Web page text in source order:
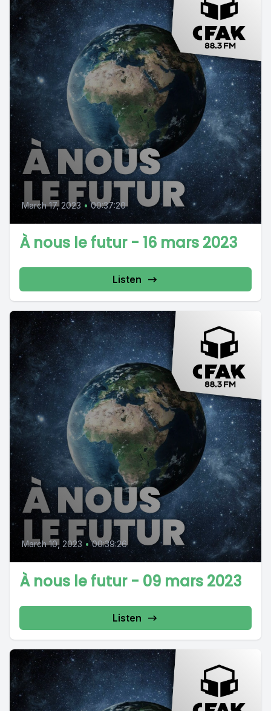
March 17, 2023 • 00:37:20
À nous le futur - 16 mars 2023
Listen
March 10, 2023 • 00:39:26
À nous le futur - 09 mars 2023
Listen